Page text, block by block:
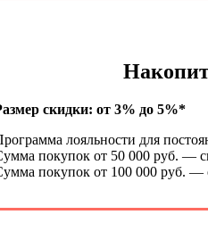
скидки: от 3% до 5%*
лояльности для
покупок от 50 000 руб. —
покупок от 100 000 руб. —